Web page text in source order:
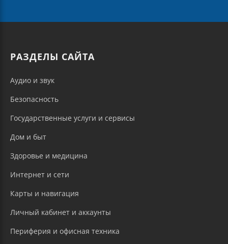
РАЗДЕЛЫ САЙТА
Аудио и звук
Безопасность
Государственные услуги и сервисы
Дом и быт
Здоровье и медицина
Интернет и сети
Карты и навигация
Личный кабинет и аккаунты
Периферия и офисная техника